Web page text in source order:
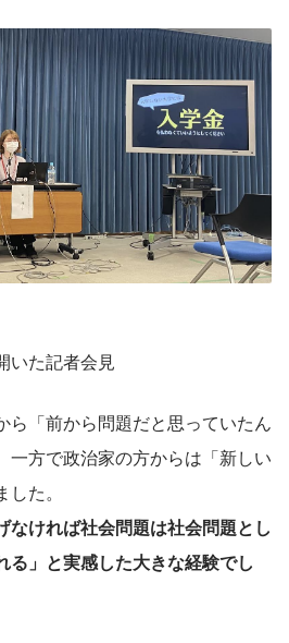
いた記者会見
ら「前から問題だと思っていたん
一方で政治家の方からは「新しい
た。
なければ社会問題は社会問題とし
る」と実感した大きな経験でし